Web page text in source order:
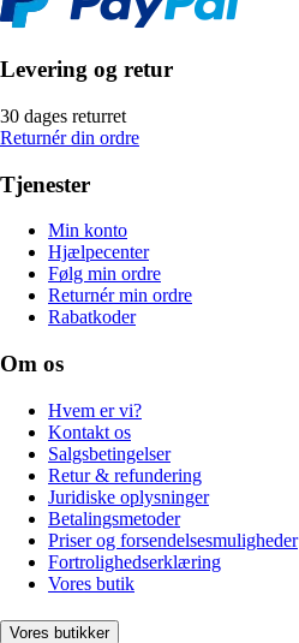
Levering og retur
30 dages returret
Returnér din ordre
Tjenester
Min konto
Hjælpecenter
Følg min ordre
Returnér min ordre
Rabatkoder
Om os
Hvem er vi?
Kontakt os
Salgsbetingelser
Retur & refundering
Juridiske oplysninger
Betalingsmetoder
Priser og forsendelsesmuligheder
Fortrolighedserklæring
Vores butik
Vores butikker